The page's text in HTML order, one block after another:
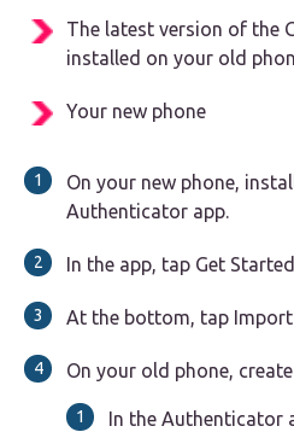
The latest version of the
installed on your old
Your new phone
On your new phone,
Authenticator app.
In the app, tap Get
At the bottom, tap
On your old phone,
In the Authenticator